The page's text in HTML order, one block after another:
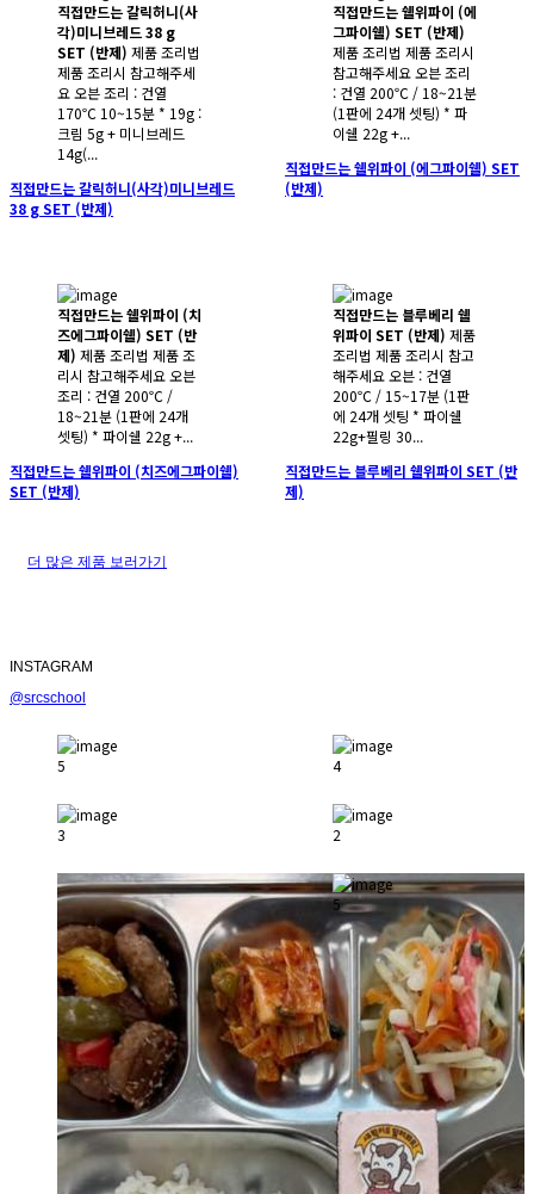
직접만드는 갈릭허니(사
각)미니브레드 38 g
SET (반제) 제품 조리법
제품 조리시 참고해주세
요 오븐 조리 : 건열
170℃ 10~15분 * 19g :
크림 5g + 미니브레드
14g(...
직접만드는 갈릭허니(사각)미니브레드
38 g SET (반제)
직접만드는 쉘위파이 (에
그파이쉘) SET (반제)
제품 조리법 제품 조리시
참고해주세요 오븐 조리
: 건열 200℃ / 18~21분
(1판에 24개 셋팅) * 파
이쉘 22g +...
직접만드는 쉘위파이 (에그파이쉘) SET
(반제)
직접만드는 쉘위파이 (치
즈에그파이쉘) SET (반
제) 제품 조리법 제품 조
리시 참고해주세요 오븐
조리 : 건열 200℃ /
18~21분 (1판에 24개
셋팅) * 파이쉘 22g +...
직접만드는 쉘위파이 (치즈에그파이쉘)
SET (반제)
직접만드는 블루베리 쉘
위파이 SET (반제) 제품
조리법 제품 조리시 참고
해주세요 오븐 : 건열
200℃ / 15~17분 (1판
에 24개 셋팅 * 파이쉘
22g+필링 30...
직접만드는 블루베리 쉘위파이 SET (반
제)
더 많은 제품 보러가기
INSTAGRAM
@srcschool
5 4
3 2
5